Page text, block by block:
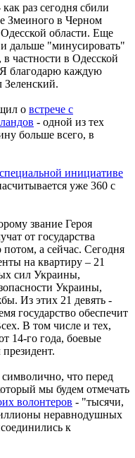
раз сегодня сбили
Змеиного в Черном
области. Еще
дальше "минусировать"
частности в Одесской
благодарю каждую
Зеленский.
о встрече с
- одной из тех
больше всего, в
инициативе
уже 360 с
звание Героя
от государства
потом, а сейчас. Сегодня
на квартиру – 21
сил Украины,
Украины,
Из этих 21 девять -
государство обеспечит
В том числе и тех,
14-го года, боевые
что перед
мы будем отмечать
волонтеров - "тысячи,
неравнодушных
к